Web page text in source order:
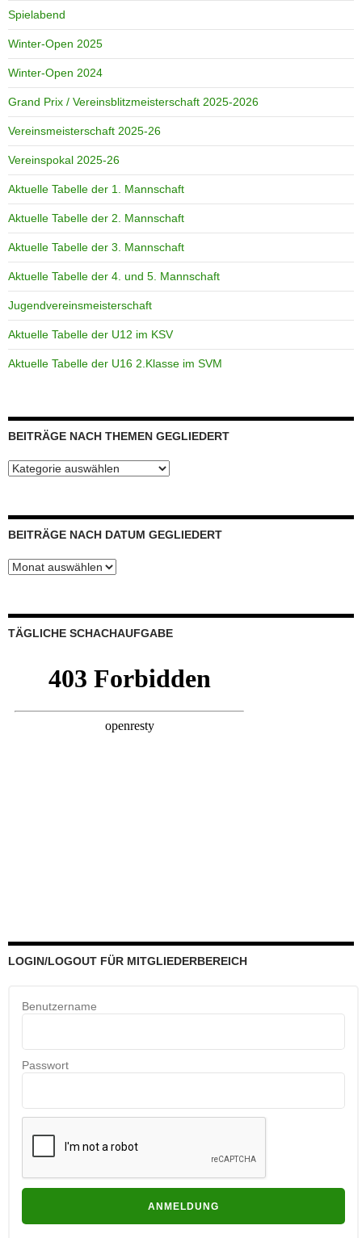
Spielabend
Winter-Open 2025
Winter-Open 2024
Grand Prix / Vereinsblitzmeisterschaft 2025-2026
Vereinsmeisterschaft 2025-26
Vereinspokal 2025-26
Aktuelle Tabelle der 1. Mannschaft
Aktuelle Tabelle der 2. Mannschaft
Aktuelle Tabelle der 3. Mannschaft
Aktuelle Tabelle der 4. und 5. Mannschaft
Jugendvereinsmeisterschaft
Aktuelle Tabelle der U12 im KSV
Aktuelle Tabelle der U16 2.Klasse im SVM
BEITRÄGE NACH THEMEN GEGLIEDERT
Beiträge
BEITRÄGE NACH DATUM GEGLIEDERT
Beiträge
TÄGLICHE SCHACHAUFGABE
LOGIN/LOGOUT FÜR MITGLIEDERBEREICH
Benutzername
Passwort